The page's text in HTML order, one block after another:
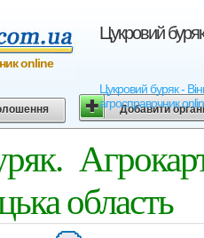
Цукровий
Цукровий буряк -
агросправочник
online
Добавити
область